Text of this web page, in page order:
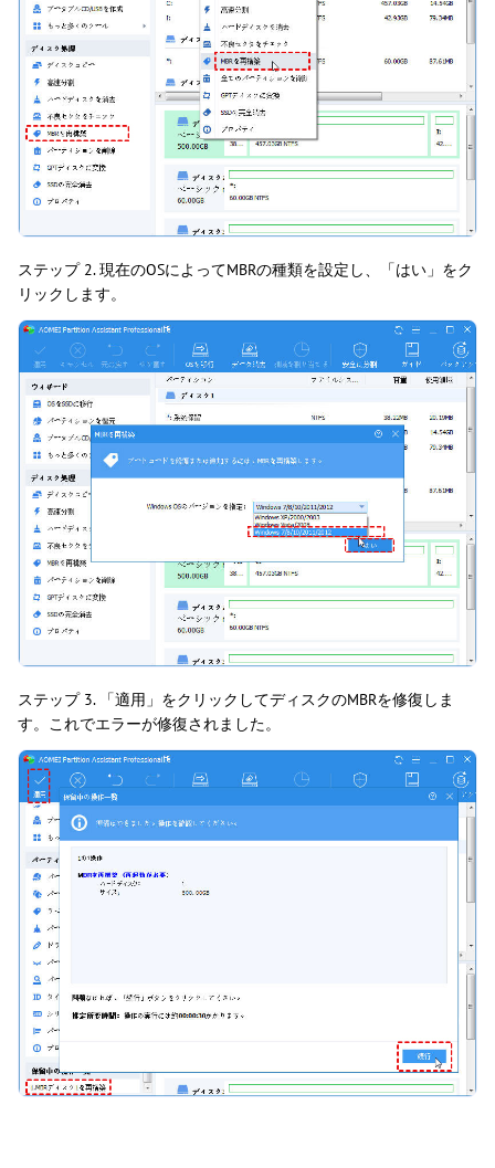
ステップ 2. 現在のOSによってMBRの種類を設定し、「はい」をク
リックします。
ステップ 3. 「適用」をクリックしてディスクのMBRを修復しま
す。これでエラーが修復されました。